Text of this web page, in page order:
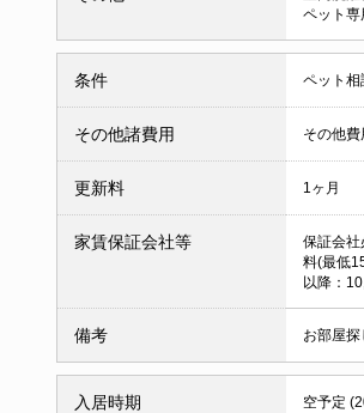
ペット専
条件 ペット相
その他諸費用 その他
更新料 1ヶ月
家賃保証会社等
保証会
料(最低
以降：
備考 お部屋
入居時期 空予定